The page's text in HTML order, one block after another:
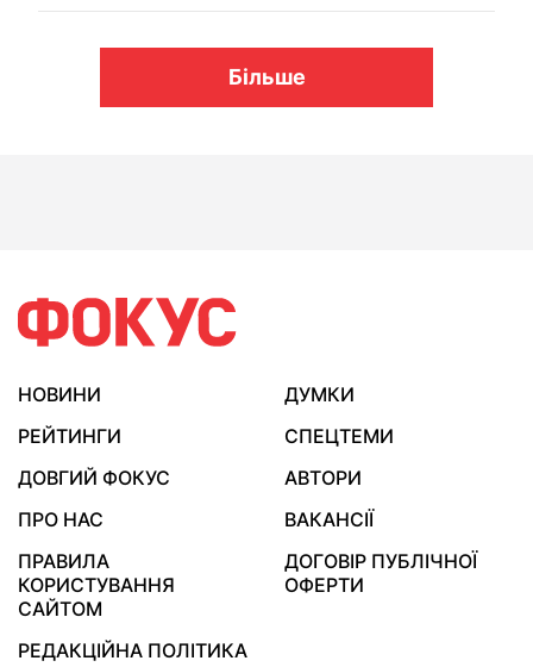
Більше
НОВИНИ
ДУМКИ
РЕЙТИНГИ
СПЕЦТЕМИ
ДОВГИЙ ФОКУС
АВТОРИ
ПРО НАС
ВАКАНСІЇ
ПРАВИЛА
КОРИСТУВАННЯ
САЙТОМ
ДОГОВІР ПУБЛІЧНОЇ
ОФЕРТИ
РЕДАКЦІЙНА ПОЛІТИКА